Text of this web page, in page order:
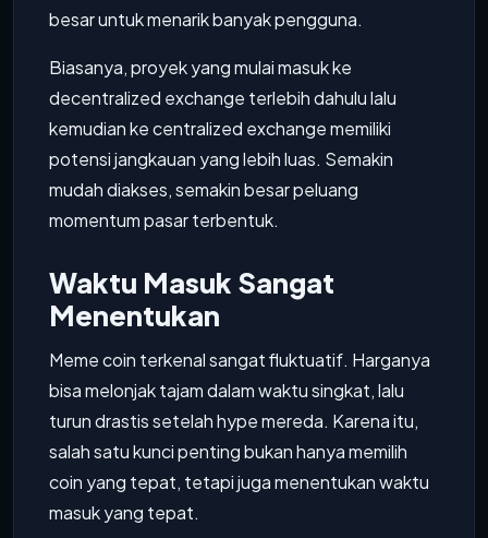
besar untuk menarik banyak pengguna.
Biasanya, proyek yang mulai masuk ke
decentralized exchange terlebih dahulu lalu
kemudian ke centralized exchange memiliki
potensi jangkauan yang lebih luas. Semakin
mudah diakses, semakin besar peluang
momentum pasar terbentuk.
Waktu Masuk Sangat
Menentukan
Meme coin terkenal sangat fluktuatif. Harganya
bisa melonjak tajam dalam waktu singkat, lalu
turun drastis setelah hype mereda. Karena itu,
salah satu kunci penting bukan hanya memilih
coin yang tepat, tetapi juga menentukan waktu
masuk yang tepat.